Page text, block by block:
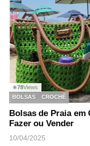
◉78Views
BOLSAS
CROCHÊ
Bolsas de Praia em
Fazer ou Vender
10/04/2025